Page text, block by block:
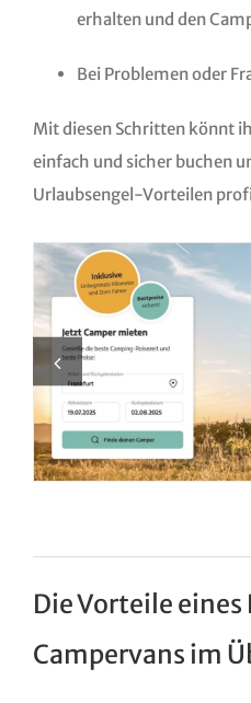
erhalten und den
Bei Problemen oder
Mit diesen Schritten könnt
einfach und sicher buchen
Urlaubsengel-Vorteilen
Die Vorteile
Campervans im